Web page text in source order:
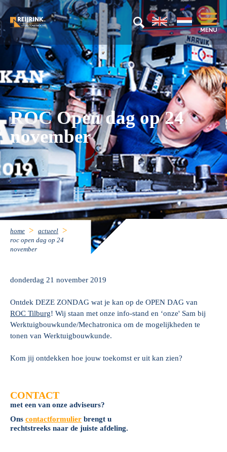
ROC Open dag op 24
november
home
actueel
roc open dag op 24
november
donderdag 21 november 2019
Ontdek DEZE ZONDAG wat je kan op de OPEN DAG van
ROC Tilburg! Wij staan met onze info-stand en ‘onze' Sam bij
Werktuigbouwkunde/Mechatronica om de mogelijkheden te
tonen van Werktuigbouwkunde.
Kom jij ontdekken hoe jouw toekomst er uit kan zien?
CONTACT
met een van onze adviseurs?
Ons contactformulier brengt u
rechtstreeks naar de juiste afdeling.